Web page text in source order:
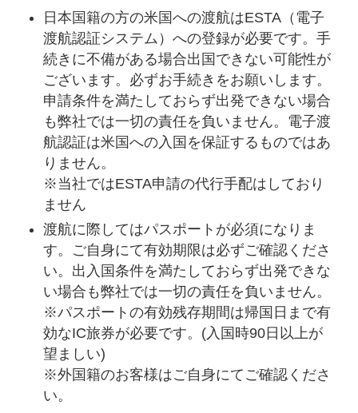
日本国籍の方の米国への渡航はESTA（電子
渡航認証システム）への登録が必要です。手
続きに不備がある場合出国できない可能性が
ございます。必ずお手続きをお願いします。
申請条件を満たしておらず出発できない場合
も弊社では一切の責任を負いません。電子渡
航認証は米国への入国を保証するものではあ
りません。
※当社ではESTA申請の代行手配はしており
ません
渡航に際してはパスポートが必須になりま
す。ご自身にて有効期限は必ずご確認くださ
い。出入国条件を満たしておらず出発できな
い場合も弊社では一切の責任を負いません。
※パスポートの有効残存期間は帰国日まで有
効なIC旅券が必要です。(入国時90日以上が
望ましい)
※外国籍のお客様はご自身にてご確認くださ
い。